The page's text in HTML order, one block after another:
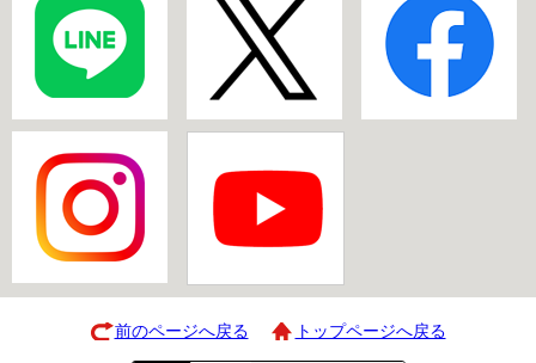
前のページへ戻る トップページへ戻る